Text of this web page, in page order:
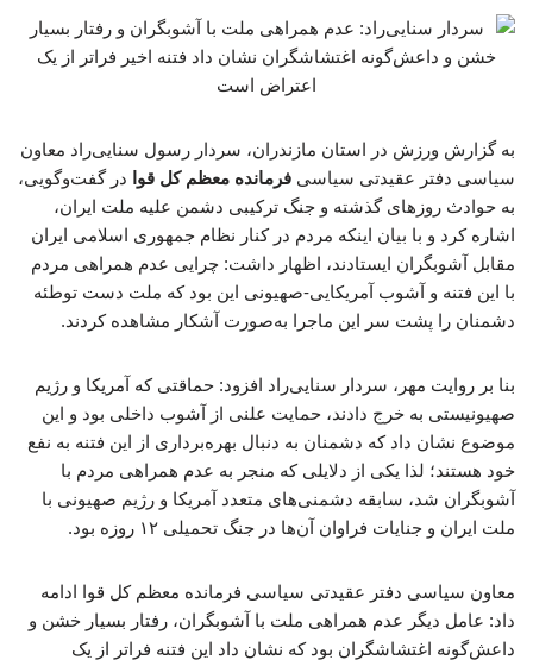
به گزارش ورزش در استان مازندران، سردار رسول سنایی‌راد معاون
سیاسی دفتر عقیدتی سیاسی فرمانده معظم کل قوا در گفت‌وگویی،
به حوادث روزهای گذشته و جنگ ترکیبی دشمن علیه ملت ایران،
اشاره کرد و با بیان اینکه مردم در کنار نظام جمهوری اسلامی ایران
مقابل آشوبگران ایستادند، اظهار داشت: چرایی عدم همراهی مردم
با این فتنه و آشوب آمریکایی-صهیونی این بود که ملت دست توطئه
دشمنان را پشت سر این ماجرا به‌صورت آشکار مشاهده کردند.
بنا بر روایت مهر، سردار سنایی‌راد افزود: حماقتی که آمریکا و رژیم
صهیونیستی به خرج دادند، حمایت علنی از آشوب داخلی بود و این
موضوع نشان داد که دشمنان به دنبال بهره‌برداری از این فتنه به نفع
خود هستند؛ لذا یکی از دلایلی که منجر به عدم همراهی مردم با
آشوبگران شد، سابقه دشمنی‌های متعدد آمریکا و رژیم صهیونی با
ملت ایران و جنایات فراوان آن‌ها در جنگ تحمیلی ۱۲ روزه بود.
معاون سیاسی دفتر عقیدتی سیاسی فرمانده معظم کل قوا ادامه
داد: عامل دیگر عدم همراهی ملت با آشوبگران، رفتار بسیار خشن و
داعش‌گونه اغتشاشگران بود که نشان داد این فتنه فراتر از یک